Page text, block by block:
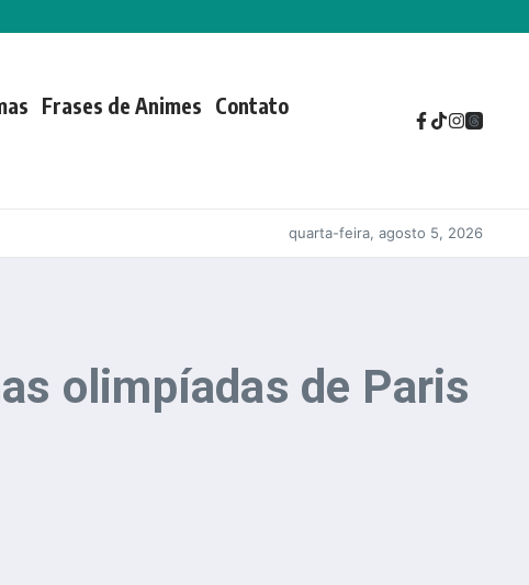
Frases de Animes Contato
quarta-feira, agosto 5, 2026
olimpíadas de Paris